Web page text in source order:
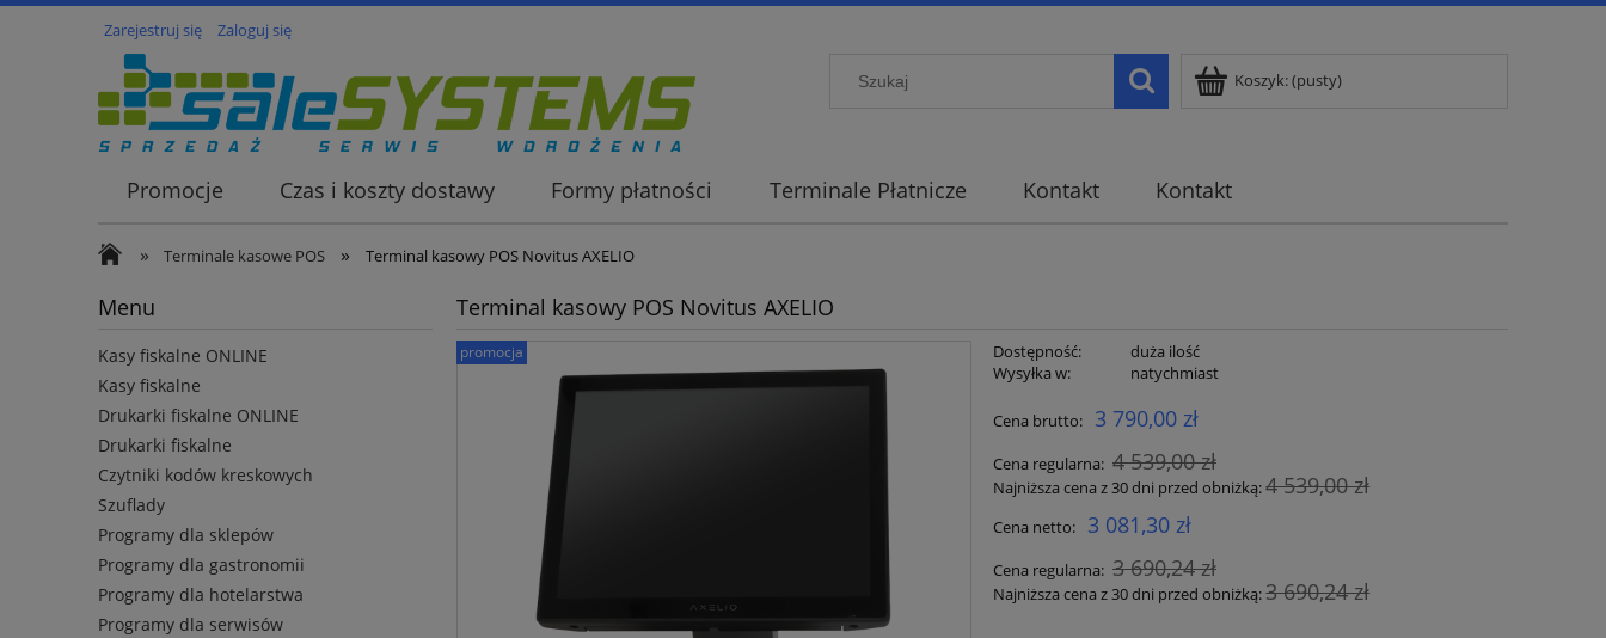
Zarejestruj się Zaloguj się
Koszyk:(pusty)
Promocje Czas i koszty dostawy Formy płatności Terminale Płatnicze Kontakt Kontakt
» Terminale kasowe POS » Terminal kasowy POS Novitus AXELIO
Menu
Kasy fiskalne ONLINE
Kasy fiskalne
Drukarki fiskalne ONLINE
Drukarki fiskalne
Czytniki kodów kreskowych
Szuflady
Programy dla sklepów
Programy dla gastronomii
Programy dla hotelarstwa
Programy dla serwisów
Terminal kasowy POS Novitus AXELIO
promocja Dostępność:
duża ilość
Wysyłka w:
natychmiast
Cena brutto: 3 790,00 zł
Cena regularna: 4 539,00 zł
Najniższa cena z 30 dni przed obniżką:4 539,00 zł
Cena netto: 3 081,30 zł
Cena regularna: 3 690,24 zł
Najniższa cena z 30 dni przed obniżką:3 690,24 zł